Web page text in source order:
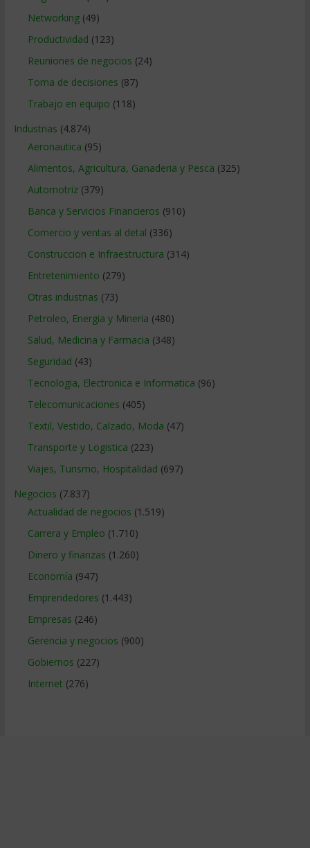
Networking(49)
Productividad (123)
Reuniones de negocios (24)
Toma de decisiones (87)
Trabajo en equipo (118)
Industrias (4.874)
Aeronautica (95)
Alimentos, Agricultura, Ganaderia y Pesca (325)
Automotriz(379)
Banca y Servicios Financieros (910)
Comercio y ventas al detal (336)
Construccion e Infraestructura (314)
Entretenimiento (279)
Otras industrias (73)
Petroleo, Energia y Mineria (480)
Salud, Medicina y Farmacia (348)
Seguridad (43)
Tecnologia, Electronica e Informatica (96)
Telecomunicaciones (405)
Textil, Vestido, Calzado, Moda (47)
Transporte y Logistica (223)
Viajes, Turismo, Hospitalidad (697)
Negocios (7.837)
Actualidad de negocios (1.519)
Carrera y Empleo (1.710)
Dinero y finanzas (1.260)
Economía (947)
Emprendedores (1.443)
Empresas (246)
Gerencia y negocios (900)
Gobiernos (227)
Internet (276)